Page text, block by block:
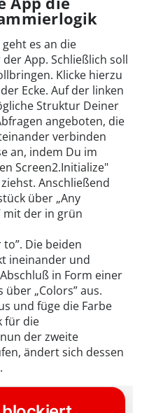
es an die
App. Schließlich soll
Klicke hierzu
Ecke. Auf der linken
Struktur Deiner
angeboten, die
verbinden
an, indem Du im
Screen2.Initialize"
Anschließend
über „Any
mit der in grün
Die beiden
ineinander und
in Form einer
über „Colors” aus.
und füge die Farbe
für die
der zweite
ändert sich dessen